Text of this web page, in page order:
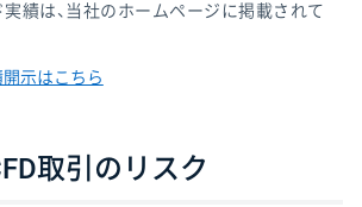
績は、当社のホームページに掲載されて
示はこちら
取引のリスク